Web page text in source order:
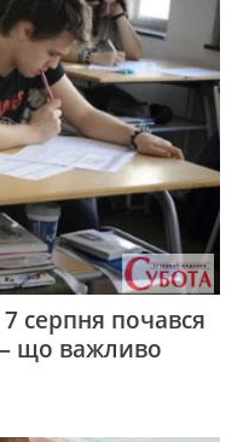
серпня почався
що важливо